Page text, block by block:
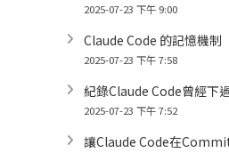
2025-07-23 下午 9:00
Claude Code 的記憶機制
2025-07-23 下午 7:58
紀錄Claude Code曾經下
2025-07-23 下午 7:52
讓Claude Code在